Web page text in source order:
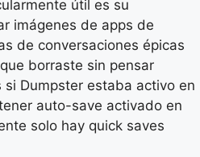
útil es su
imágenes de apps de
de conversaciones épicas
borraste sin pensar
Dumpster estaba activo en
auto-save activado en
solo hay quick saves